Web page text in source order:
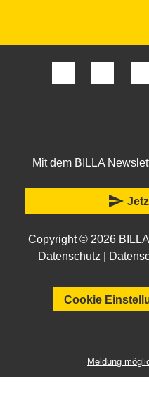
Mit dem BILLA
send
Copyright © 2026 BILLA
Datenschutz
Cookie
Meldung